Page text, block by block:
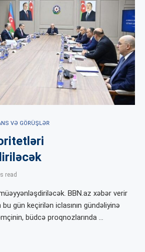
VƏ GÖRÜŞLƏR
read
BBN.az xəbər verir
gün keçirilən iclasının gündəliyinə
büdcə proqnozlarında …